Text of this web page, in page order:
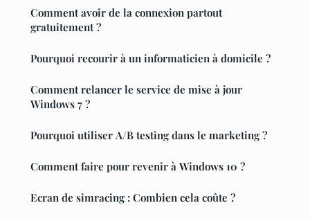
Comment avoir de la connexion partout
gratuitement ?
Pourquoi recourir à un informaticien à domicile ?
Comment relancer le service de mise à jour
Windows 7 ?
Pourquoi utiliser A/B testing dans le marketing ?
Comment faire pour revenir à Windows 10 ?
Ecran de simracing : Combien cela coûte ?